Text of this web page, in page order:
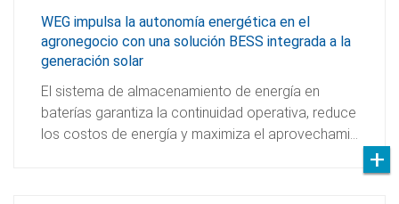
WEG impulsa la autonomía energética en el
agronegocio con una solución BESS integrada a la
generación solar
El sistema de almacenamiento de energía en
baterías garantiza la continuidad operativa, reduce
los costos de energía y maximiza el aprovechami…